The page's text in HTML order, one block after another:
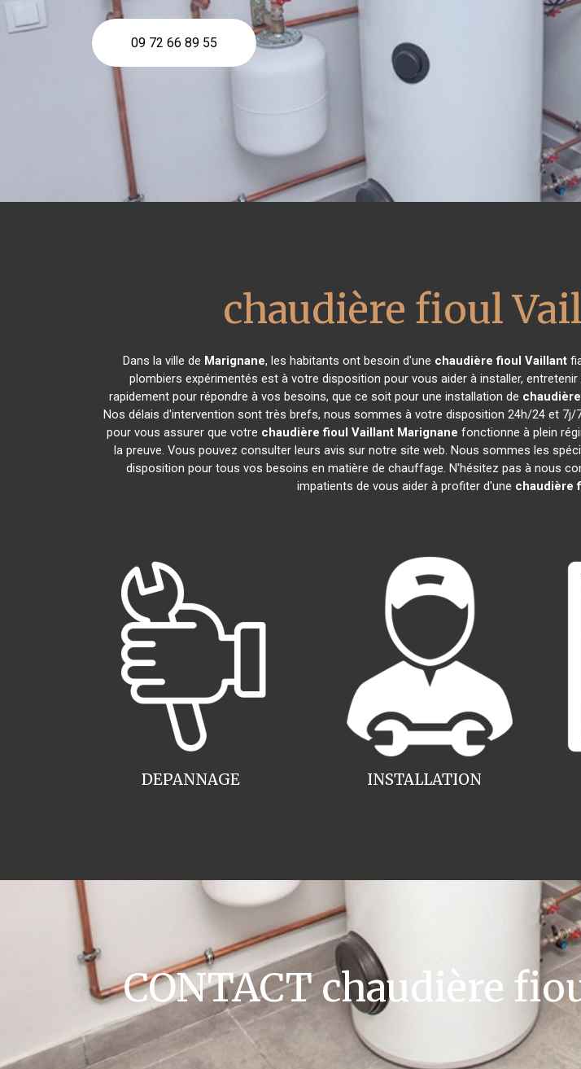
09 72 66 89 55
chaudière fioul
Dans la ville de Marignane, les habitants ont besoin d'une chaudière fioul Vaillant
plombiers expérimentés est à votre disposition pour vous aider à installer,
rapidement pour répondre à vos besoins, que ce soit pour une installation de
Nos délais d'intervention sont très brefs, nous sommes à votre disposition 24h/24 et
pour vous assurer que votre chaudière fioul Vaillant Marignane fonctionne à plein
la preuve. Vous pouvez consulter leurs avis sur notre site web. Nous sommes les
disposition pour tous vos besoins en matière de chauffage. N'hésitez pas à nous
impatients de vous aider à profiter d'une chaudière
INSTALLATION
DEPANNAGE
CONTACT chaudière